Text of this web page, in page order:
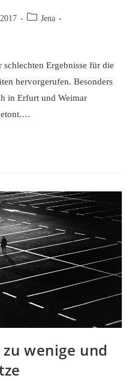
Beitrags-
Jena
Ergebnisse für die
hervorgerufen. Besonders
in Erfurt und Weimar
wenige und